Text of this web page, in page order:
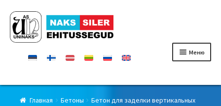
Перейти
к
навигации
Перейти
к
содержимому
Меню
Главная
Главная Бетоны
Бетон для заделки вертикальных